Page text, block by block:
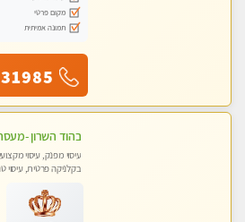
מקום פרטי
תמונה אמיתית
עיסוי מפנק, עיסוי
בקלניקה פרטית, עיסוי